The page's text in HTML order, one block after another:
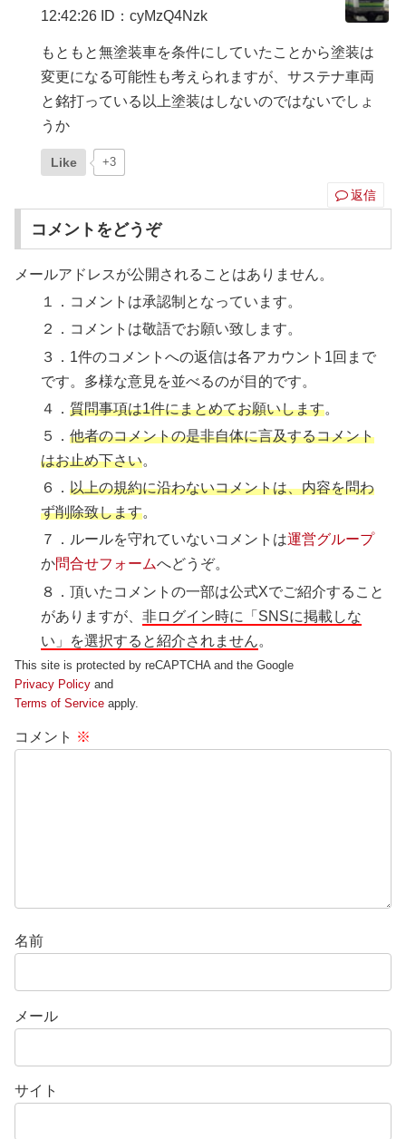
12:42:26 ID：cyMzQ4Nzk
もともと無塗装車を条件にしていたことから塗装は
変更になる可能性も考えられますが、サステナ車両
と銘打っている以上塗装はしないのではないでしょ
うか
Like +3
返信
コメントをどうぞ
メールアドレスが公開されることはありません。
１．コメントは承認制となっています。
２．コメントは敬語でお願い致します。
３．1件のコメントへの返信は各アカウント1回まで
です。多様な意見を並べるのが目的です。
４．質問事項は1件にまとめてお願いします。
５．他者のコメントの是非自体に言及するコメント
はお止め下さい。
６．以上の規約に沿わないコメントは、内容を問わ
ず削除致します。
７．ルールを守れていないコメントは運営グループ
か問合せフォームへどうぞ。
８．頂いたコメントの一部は公式Xでご紹介すること
がありますが、非ログイン時に「SNSに掲載しな
い」を選択すると紹介されません。
This site is protected by reCAPTCHA and the Google
Privacy Policy and
Terms of Service apply.
コメント ※
名前
メール
サイト